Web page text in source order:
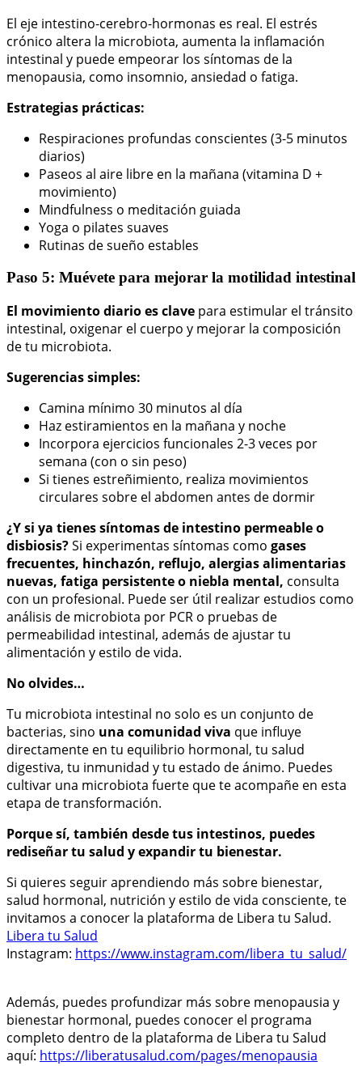
El eje intestino-cerebro-hormonas es real. El estrés
crónico altera la microbiota, aumenta la inflamación
intestinal y puede empeorar los síntomas de la
menopausia, como insomnio, ansiedad o fatiga.
Estrategias prácticas:
Respiraciones profundas conscientes (3-5 minutos
diarios)
Paseos al aire libre en la mañana (vitamina D +
movimiento)
Mindfulness o meditación guiada
Yoga o pilates suaves
Rutinas de sueño estables
Paso 5: Muévete para mejorar la motilidad intestinal
El movimiento diario es clave para estimular el tránsito
intestinal, oxigenar el cuerpo y mejorar la composición
de tu microbiota.
Sugerencias simples:
Camina mínimo 30 minutos al día
Haz estiramientos en la mañana y noche
Incorpora ejercicios funcionales 2-3 veces por
semana (con o sin peso)
Si tienes estreñimiento, realiza movimientos
circulares sobre el abdomen antes de dormir
¿Y si ya tienes síntomas de intestino permeable o
disbiosis?Si experimentas síntomas como gases
frecuentes, hinchazón, reflujo, alergias alimentarias
nuevas, fatiga persistente o niebla mental, consulta
con un profesional. Puede ser útil realizar estudios como
análisis de microbiota por PCR o pruebas de
permeabilidad intestinal, además de ajustar tu
alimentación y estilo de vida.
No olvides…
Tu microbiota intestinal no solo es un conjunto de
bacterias, sino una comunidad viva que influye
directamente en tu equilibrio hormonal, tu salud
digestiva, tu inmunidad y tu estado de ánimo. Puedes
cultivar una microbiota fuerte que te acompañe en esta
etapa de transformación.
Porque sí, también desde tus intestinos, puedes
rediseñar tu salud y expandir tu bienestar.
Si quieres seguir aprendiendo más sobre bienestar,
salud hormonal, nutrición y estilo de vida consciente, te
invitamos a conocer la plataforma de Libera tu Salud.
Libera tu Salud
Instagram: https://www.instagram.com/libera_tu_salud/
Además, puedes profundizar más sobre menopausia y
bienestar hormonal, puedes conocer el programa
completo dentro de la plataforma de Libera tu Salud
aquí: https://liberatusalud.com/pages/menopausia